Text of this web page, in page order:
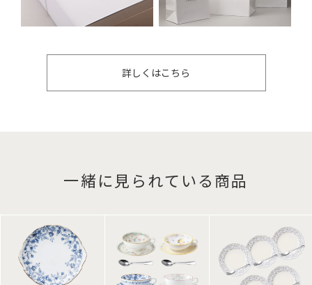
詳しくはこちら
一緒に見られている商品